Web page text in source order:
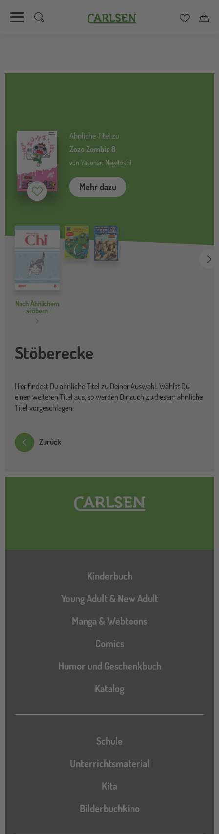
Carlsen
Ähnliche Titel zu
Zozo Zombie 8
von Yasunari Nagatoshi
Mehr dazu
Merken ( inaktiv)
Nach Ähnlichem
stöbern
Stöberecke
Hier findest Du ähnliche Titel zu Deiner Auswahl. Wählst Du
einen weiteren Titel aus, so werden Dir auch zu diesem ähnliche
Titel vorgeschlagen.
Zurück
Hauptnavigation
Kinderbuch
Young Adult & New Adult
Manga & Webtoons
Comics
Humor und Geschenkbuch
Katalog
Katalog
Schule
Unterrichtsmaterial
Kita
Bilderbuchkino